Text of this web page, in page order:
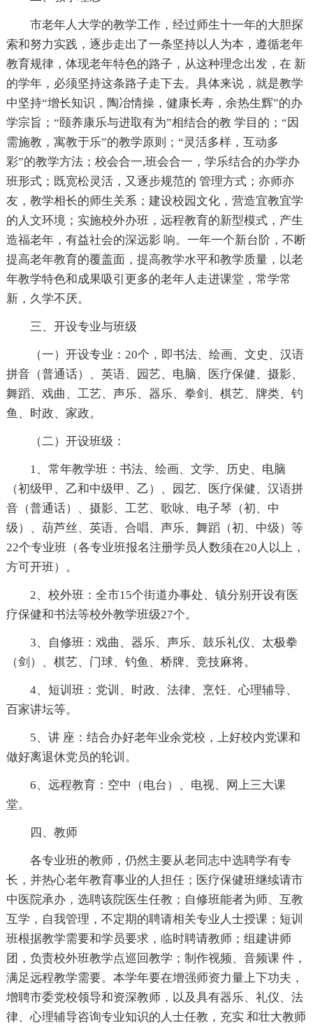
市老年人大学的教学工作，经过师生十一年的大胆探
索和努力实践，逐步走出了一条坚持以人为本，遵循老年
教育规律，体现老年特色的路子，从这种理念出发，在 新
的学年，必须坚持这条路子走下去。具体来说，就是教学
中坚持“增长知识，陶冶情操，健康长寿，余热生辉”的办
学宗旨；“颐养康乐与进取有为”相结合的教 学目的；“因
需施教，寓教于乐”的教学原则；“灵活多样，互动多
彩”的教学方法；校会合一,班会合一，学乐结合的办学办
班形式；既宽松灵活，又逐步规范的 管理方式；亦师亦
友，教学相长的师生关系；建设校园文化，营造宜教宜学
的人文环境；实施校外办班，远程教育的新型模式，产生
造福老年，有益社会的深远影 响。一年一个新台阶，不断
提高老年教育的覆盖面，提高教学水平和教学质量，以老
年教学特色和成果吸引更多的老年人走进课堂，常学常
新，久学不厌。
三、开设专业与班级
（一）开设专业：20个，即书法、绘画、文史、汉语
拼音（普通话）、英语、园艺、电脑、医疗保健、摄影、
舞蹈、戏曲、工艺、声乐、器乐、拳剑、棋艺、牌类、钓
鱼、时政、家政。
（二）开设班级：
1、常年教学班：书法、绘画、文学、历史、电脑
（初级甲、乙和中级甲、乙）、园艺、医疗保健、汉语拼
音（普通话）、摄影、工艺、歌咏、电子琴（初、中
级）、葫芦丝、英语、合唱、声乐、舞蹈（初、中级）等
22个专业班（各专业班报名注册学员人数须在20人以上，
方可开班）。
2、校外班：全市15个街道办事处、镇分别开设有医
疗保健和书法等校外教学班级27个。
3、自修班：戏曲、器乐、声乐、鼓乐礼仪、太极拳
（剑）、棋艺、门球、钓鱼、桥牌、竞技麻将。
4、短训班：党训、时政、法律、烹饪、心理辅导、
百家讲坛等。
5、讲 座：结合办好老年业余党校，上好校内党课和
做好离退休党员的轮训。
6、远程教育：空中（电台）、电视、网上三大课
堂。
四、教师
各专业班的教师，仍然主要从老同志中选聘学有专
长，并热心老年教育事业的人担任；医疗保健班继续请市
中医院承办，选聘该院医生任教；自修班能者为师、互教
互学，自我管理，不定期的聘请相关专业人士授课；短训
班根据教学需要和学员要求，临时聘请教师；组建讲师
团，负责校外班教学点巡回教学；制作视频、音频课 件，
满足远程教学需要。本学年要在增强师资力量上下功夫，
增聘市委党校领导和资深教师，以及具有器乐、礼仪、法
律、心理辅导咨询专业知识的人士任教，充实 和壮大教师